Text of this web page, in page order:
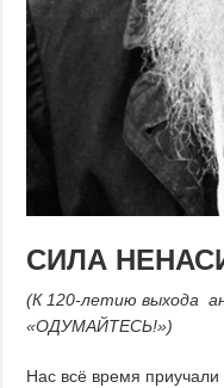
СИЛА
(К 120-летию выхода
«ОДУМАЙТЕСЬ!»)
Нас всё время